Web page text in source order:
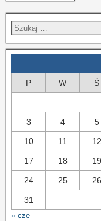
P W Ś
3 4 5
10 11 12
17 18 19
24 25 26
31
« cze